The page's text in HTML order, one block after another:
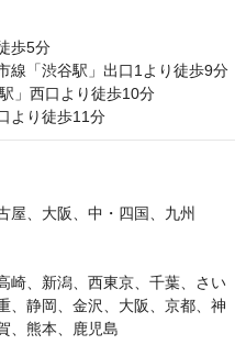
歩5分
線「渋谷駅」出口1より徒歩9分
」西口より徒歩10分
より徒歩11分
屋、大阪、中・四国、九州
崎、新潟、西東京、千葉、さい
、静岡、金沢、大阪、京都、神
、熊本、鹿児島